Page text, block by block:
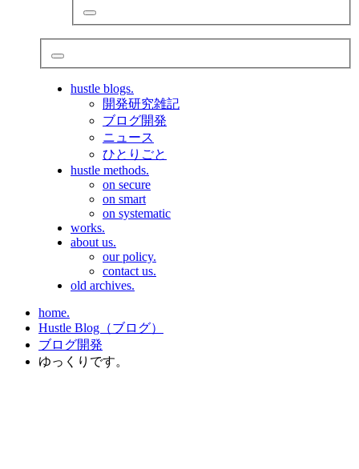
hustle blogs.
開発研究雑記
ブログ開発
ニュース
ひとりごと
hustle methods.
on secure
on smart
on systematic
works.
about us.
our policy.
contact us.
old archives.
home.
Hustle Blog（ブログ）
ブログ開発
ゆっくりです。